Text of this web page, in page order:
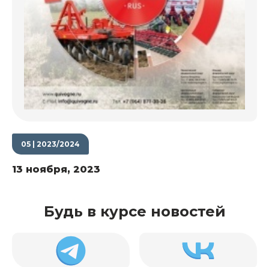
05 | 2023/2024
13 ноября, 2023
Будь в курсе новостей